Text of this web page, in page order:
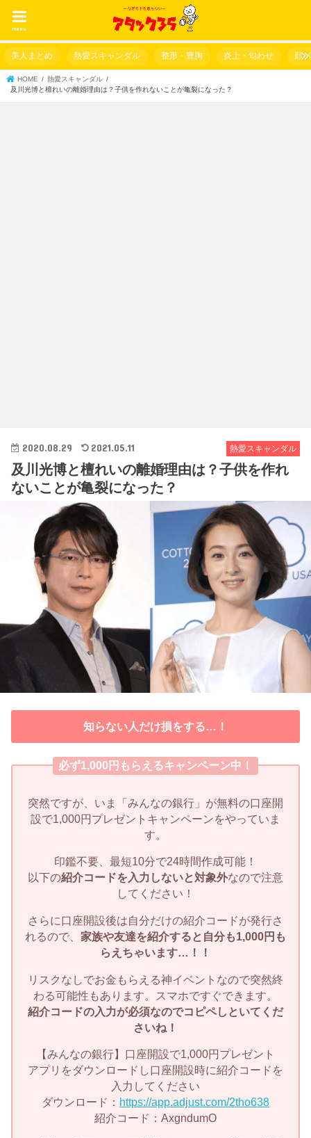
menu
美人まとめ 熱愛スキャンダル 整形・豊胸 炎上・匂わせ 顔
HOME
熱愛スキャンダル
及川光博と檀れいの離婚理由は？子供を作れないことが亀裂になった？
熱愛スキャンダル
2020.08.29 2021.05.11
及川光博と檀れいの離婚理由は？子供を作れ
ないことが亀裂になった？
知らない人だけ損をする…！
必ず1,000円もらえるキャンペーン中！
突然ですが、いま「みんなの銀行」が無料の口座開
設で1,000円プレゼントキャンペーンをやっていま
す。
印鑑不要、最短10分で24時間作成可能！
以下の紹介コードを入力しないと対象外なので注意
してください！
さらに口座開設後は自分だけの紹介コードが発行さ
れるので、 家族や友達を紹介すると自分も1,000円も
らえちゃいます…！！
リスクなしでお金もらえる神イベントなので突然終
わる可能性もあります。スマホですぐできます。
紹介コードの入力が必須なのでコピペしといてくだ
さいね！
【みんなの銀行】口座開設で1,000円プレゼント
アプリをダウンロードし口座開設時に紹介コードを
入力してください
ダウンロード： https://app.adjust.com/2tho638
紹介コード：AxgndumO